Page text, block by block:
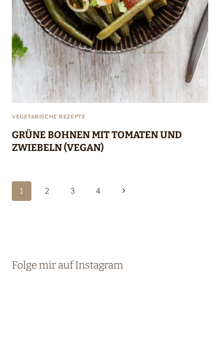
VEGETARISCHE REZEPTE
GRÜNE BOHNEN MIT TOMATEN UND
ZWIEBELN (VEGAN)
Seitennavigation
1 2 3 4
Nächste
Folge mir auf Instagram